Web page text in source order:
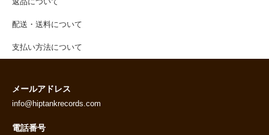
配送・送料について
支払い方法について
メールアドレス
info@hiptankrecords.com
電話番号